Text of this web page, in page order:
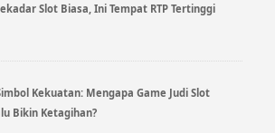
Slot Biasa, Ini Tempat RTP Tertinggi
Kekuatan: Mengapa Game Judi Slot
Bikin Ketagihan?